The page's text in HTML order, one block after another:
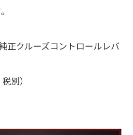
クルーズコントロールレバ
別）